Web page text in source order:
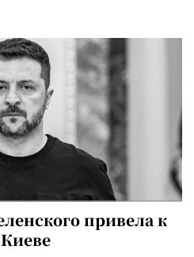
привела к